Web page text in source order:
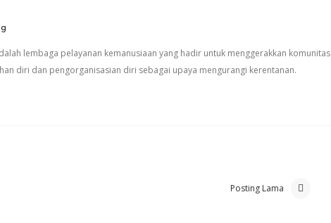
lembaga pelayanan kemanusiaan yang hadir untuk menggerakkan komunitas
diri dan pengorganisasian diri sebagai upaya mengurangi kerentanan.
Posting Lama